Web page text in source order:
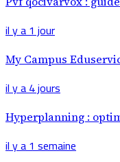
il y a 1 jour
My Campus
il y a 4 jours
Hyperplanning :
il y a 1 semaine